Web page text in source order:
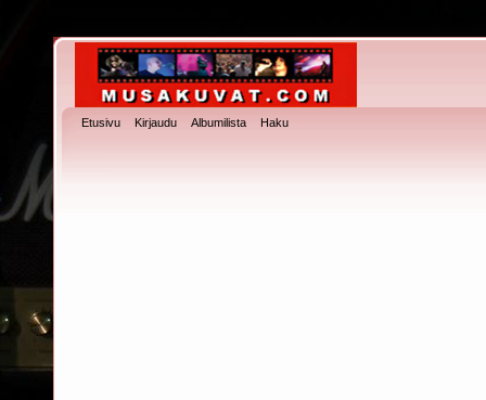
Etusivu Kirjaudu Albumilista Haku